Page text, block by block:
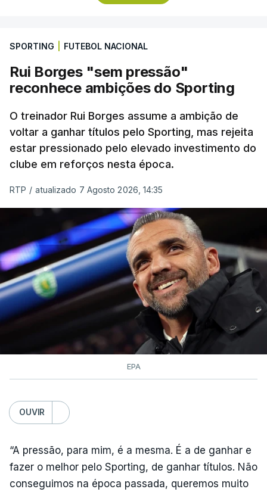
classificados, respetivamente, enquanto o
com o mesmo tempo, e mantém-se na liderança,
com 07:45.32 horas.
O pelotão vai cumprir a etapa mais longa da
corrida no sábado, numa terceira etapa entre Beja
e Elvas, ao longo de 182,2 quilómetros, com três
metas volantes e uma contagem de montanha de
terceira categoria, à passagem do Castelo de
Monsaraz, no concelho de Reguengos de
TÓPICOS
Tomas Contte Aviludo Louletano Loulé,
Beja,Reguengos
SPORTING FUTEBOL NACIONAL
Rui Borges "sem pressão"
reconhece ambições do Sporting
O treinador Rui Borges assume a ambição de
voltar a ganhar títulos pelo Sporting, mas rejeita
estar pressionado pelo elevado investimento do
clube em reforços nesta época.
RTP / atualizado 7 Agosto 2026, 14:35
EPA
OUVIR
“A pressão, para mim, é a mesma. É a de ganhar e
fazer o melhor pelo Sporting, de ganhar títulos. Não
conseguimos na época passada, queremos muito